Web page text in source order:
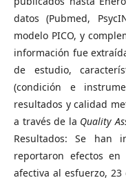
datos (Pubmed,
modelo PICO, y
información fue
de estudio,
(condición e
resultados y calidad
a través de la Quality
Resultados: Se han
reportaron efectos
afectiva al esfuerzo,